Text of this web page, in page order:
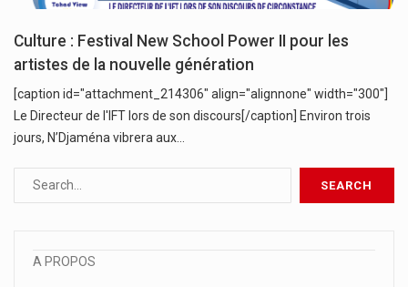
Culture : Festival New School Power II pour les
artistes de la nouvelle génération
[caption id="attachment_214306" align="alignnone" width="300"]
Le Directeur de l'IFT lors de son discours[/caption] Environ trois
jours, N’Djaména vibrera aux…
A PROPOS